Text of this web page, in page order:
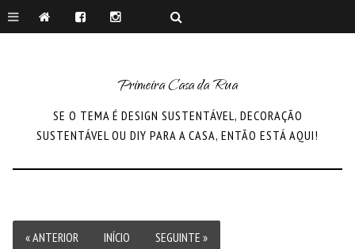
Primeira Casa da Rua
SE O TEMA É DESIGN SUSTENTÁVEL, DECORAÇÃO
SUSTENTÁVEL OU DIY PARA A CASA, ENTÃO ESTÁ AQUI!
« ANTERIOR INÍCIO SEGUINTE »